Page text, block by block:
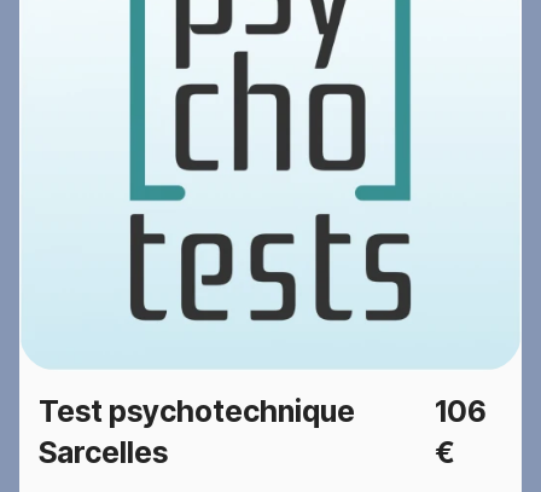
Test psychotechnique
Sarcelles
106
€